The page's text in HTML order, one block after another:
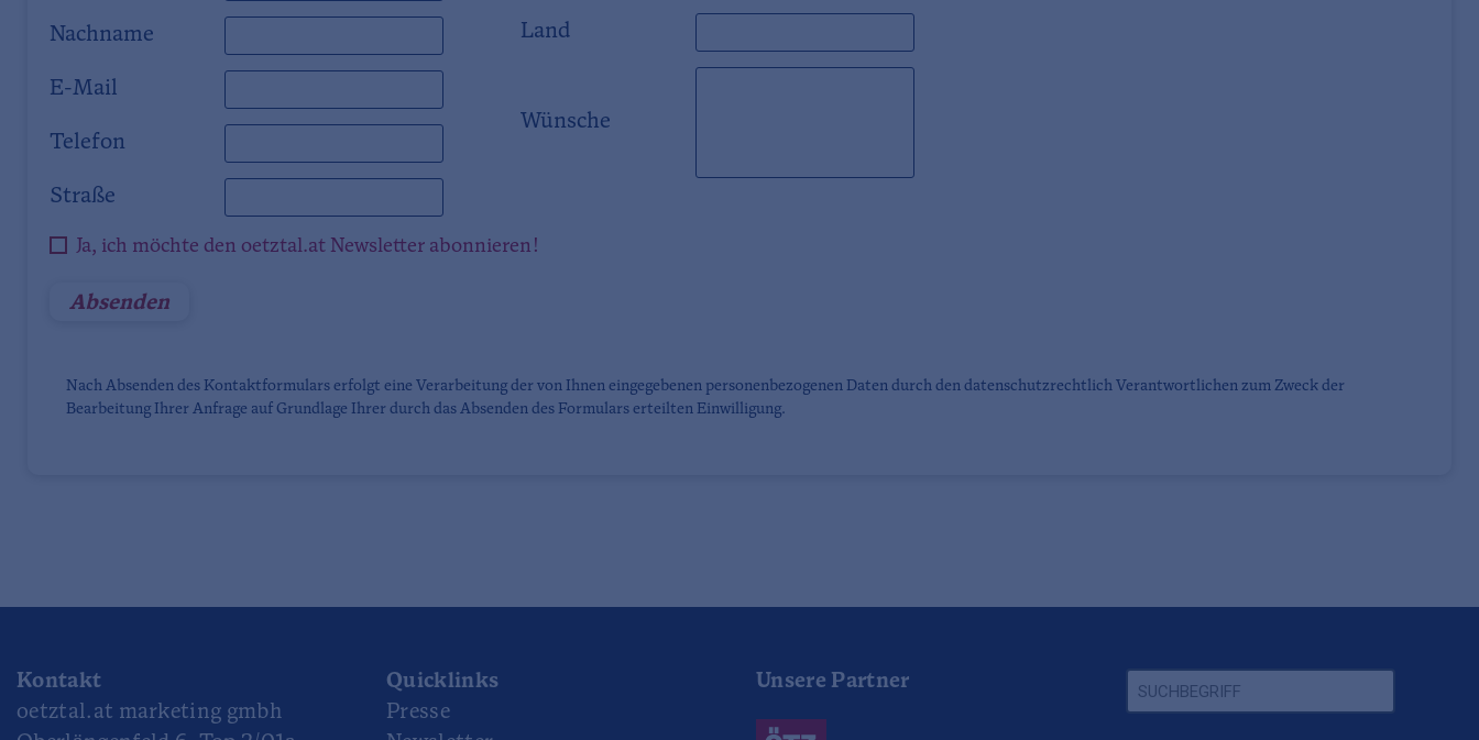
Nachname
E-Mail
Telefon
Straße
Land
Wünsche
Ja, ich möchte den oetztal.at Newsletter abonnieren!
Nach Absenden des Kontaktformulars erfolgt eine Verarbeitung der von Ihnen eingegebenen personenbezogenen Daten durch den datenschutzrechtlich Verantwortlichen zum Zweck der
Bearbeitung Ihrer Anfrage auf Grundlage Ihrer durch das Absenden des Formulars erteilten Einwilligung.
Kontakt
oetztal.at marketing gmbh
Quicklinks
Presse
Unsere Partner